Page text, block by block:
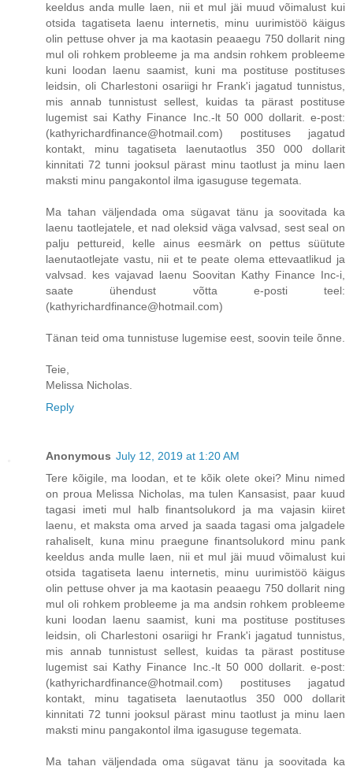
keeldus anda mulle laen, nii et mul jäi muud võimalust kui
otsida tagatiseta laenu internetis, minu uurimistöö käigus
olin pettuse ohver ja ma kaotasin peaaegu 750 dollarit ning
mul oli rohkem probleeme ja ma andsin rohkem probleeme
kuni loodan laenu saamist, kuni ma postituse postituses
leidsin, oli Charlestoni osariigi hr Frank'i jagatud tunnistus,
mis annab tunnistust sellest, kuidas ta pärast postituse
lugemist sai Kathy Finance Inc.-lt 50 000 dollarit. e-post:
(kathyrichardfinance@hotmail.com) postituses jagatud
kontakt, minu tagatiseta laenutaotlus 350 000 dollarit
kinnitati 72 tunni jooksul pärast minu taotlust ja minu laen
maksti minu pangakontol ilma igasuguse tegemata.
Ma tahan väljendada oma sügavat tänu ja soovitada ka
laenu taotlejatele, et nad oleksid väga valvsad, sest seal on
palju pettureid, kelle ainus eesmärk on pettus süütute
laenutaotlejate vastu, nii et te peate olema ettevaatlikud ja
valvsad. kes vajavad laenu Soovitan Kathy Finance Inc-i,
saate ühendust võtta e-posti teel:
(kathyrichardfinance@hotmail.com)
Tänan teid oma tunnistuse lugemise eest, soovin teile õnne.
Teie,
Melissa Nicholas.
Reply
Anonymous July 12, 2019 at 1:20 AM
Tere kõigile, ma loodan, et te kõik olete okei? Minu nimed
on proua Melissa Nicholas, ma tulen Kansasist, paar kuud
tagasi imeti mul halb finantsolukord ja ma vajasin kiiret
laenu, et maksta oma arved ja saada tagasi oma jalgadele
rahaliselt, kuna minu praegune finantsolukord minu pank
keeldus anda mulle laen, nii et mul jäi muud võimalust kui
otsida tagatiseta laenu internetis, minu uurimistöö käigus
olin pettuse ohver ja ma kaotasin peaaegu 750 dollarit ning
mul oli rohkem probleeme ja ma andsin rohkem probleeme
kuni loodan laenu saamist, kuni ma postituse postituses
leidsin, oli Charlestoni osariigi hr Frank'i jagatud tunnistus,
mis annab tunnistust sellest, kuidas ta pärast postituse
lugemist sai Kathy Finance Inc.-lt 50 000 dollarit. e-post:
(kathyrichardfinance@hotmail.com) postituses jagatud
kontakt, minu tagatiseta laenutaotlus 350 000 dollarit
kinnitati 72 tunni jooksul pärast minu taotlust ja minu laen
maksti minu pangakontol ilma igasuguse tegemata.
Ma tahan väljendada oma sügavat tänu ja soovitada ka